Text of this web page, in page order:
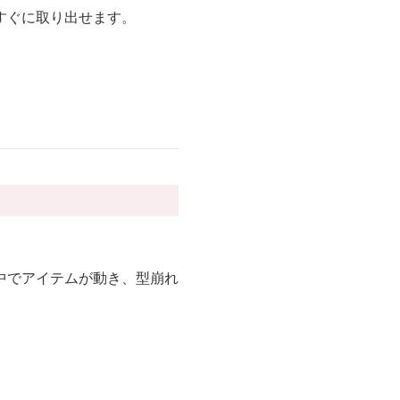
に取り出せます。
でアイテムが動き、型崩れ